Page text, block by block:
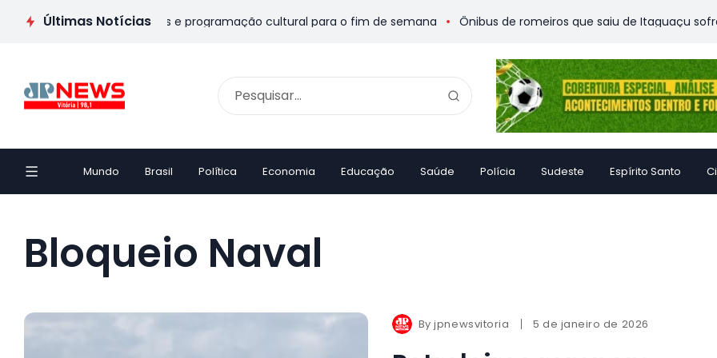
Últimas Notícias
Pais no ES: veja passeios e programação cultural para o fim de semana Ônibus de romeiros que saiu de Itaguaçu sofre
Mundo Brasil Política Economia Educação Saúde Polícia Sudeste Espírito Santo
Bloqueio Naval
Byjpnewsvitoria 5 de janeiro de 2026